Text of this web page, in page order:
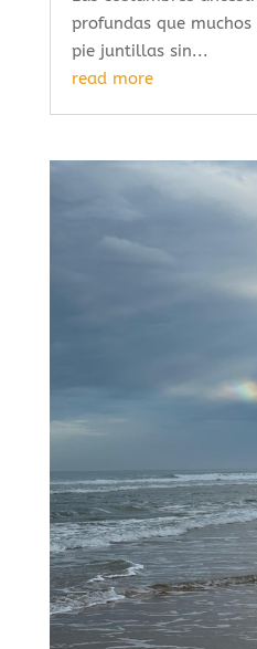
profundas que
pie juntillas sin...
read more